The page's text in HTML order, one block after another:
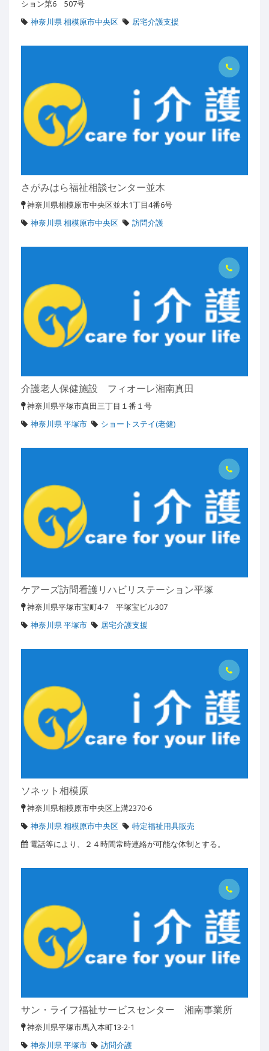
ション第6 507号
神奈川県 相模原市中央区
居宅介護支援
さがみはら福祉相談センター並木
神奈川県相模原市中央区並木1丁目4番6号
神奈川県 相模原市中央区
訪問介護
介護老人保健施設 フィオーレ湘南真田
神奈川県平塚市真田三丁目１番１号
神奈川県 平塚市
ショートステイ(老健)
ケアーズ訪問看護リハビリステーション平塚
神奈川県平塚市宝町4-7 平塚宝ビル307
神奈川県 平塚市
居宅介護支援
ソネット相模原
神奈川県相模原市中央区上溝2370-6
神奈川県 相模原市中央区
特定福祉用具販売
電話等により、２４時間常時連絡が可能な体制とする。
サン・ライフ福祉サービスセンター 湘南事業所
神奈川県平塚市馬入本町13-2-1
神奈川県 平塚市
訪問介護